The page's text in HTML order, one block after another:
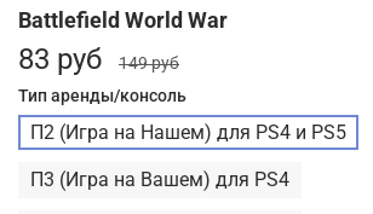
Battlefield World War
83 руб
149 руб
Тип аренды/консоль
П2 (Игра на Нашем) для PS4 и PS5
П3 (Игра на Вашем) для PS4